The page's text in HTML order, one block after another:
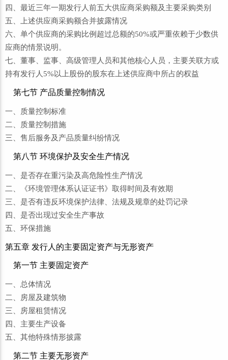
四、最近三年一期发行人前五大供应商采购额及主要采购类别
五、上述供应商采购额合并披露情况
六、单个供应商的采购比例超过总额的50%或严重依赖于少数供
应商的情景说明。
七、董事、监事、高级管理人员和其他核心人员，主要关联方或
持有发行人5%以上股份的股东在上述供应商中所占的权益
第七节 产品质量控制情况
一、质量控制标准
二、质量控制措施
三、售后服务及产品质量纠纷情况
第八节 环境保护及安全生产情况
一、是否存在重污染及高危险性生产情况
二、《环境管理体系认证证书》取得时间及有效期
三、是否有违反环境保护法律、法规及规章的处罚记录
四、是否出现过安全生产事故
五、环保措施
第五章 发行人的主要固定资产与无形资产
第一节 主要固定资产
一、总体情况
二、房屋及建筑物
三、房屋租赁情况
四、主要生产设备
五、其他特殊情形披露
第二节 主要无形资产